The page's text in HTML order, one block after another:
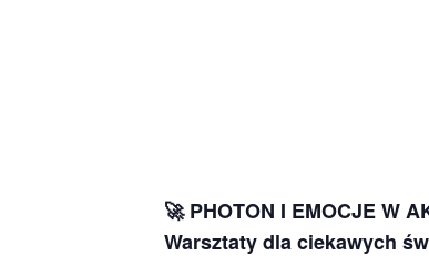
🚀 PHOTON I EMOCJE W
Warsztaty dla ciekawych